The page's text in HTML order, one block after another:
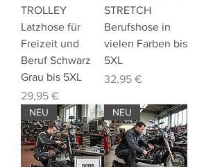
TROLLEY
Latzhose für
Freizeit und
Beruf Schwarz
Grau bis 5XL
Preis
29,95 €
STRETCH
Berufshose in
vielen Farben bis
5XL
Preis
32,95 €
NEU NEU